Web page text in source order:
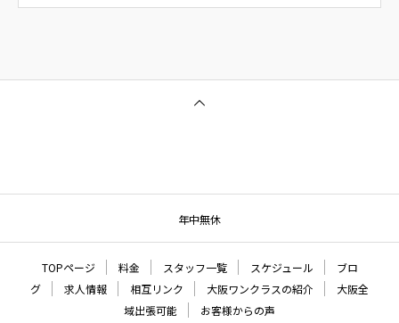
年中無休
TOPページ 料金 スタッフ一覧 スケジュール
ブロ
グ
求人情報 相互リンク 大阪ワンクラスの紹介
大阪全
域出張可能
お客様からの声